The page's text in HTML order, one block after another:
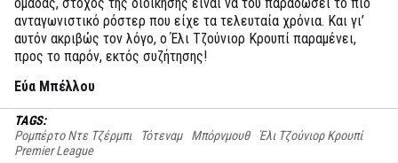
ανταγωνιστικό ρόστερ που είχε τα τελευταία χρόνια. Και γι’
αυτόν ακριβώς τον λόγο, ο Έλι Τζούνιορ Κρουπί παραμένει,
προς το παρόν, εκτός συζήτησης!
Εύα Μπέλλου
TAGS:
Ρομπέρτο Ντε Τζέρμπι
Τότεναμ Μπόρνμουθ
Έλι Τζούνιορ Κρουπί
Premier League